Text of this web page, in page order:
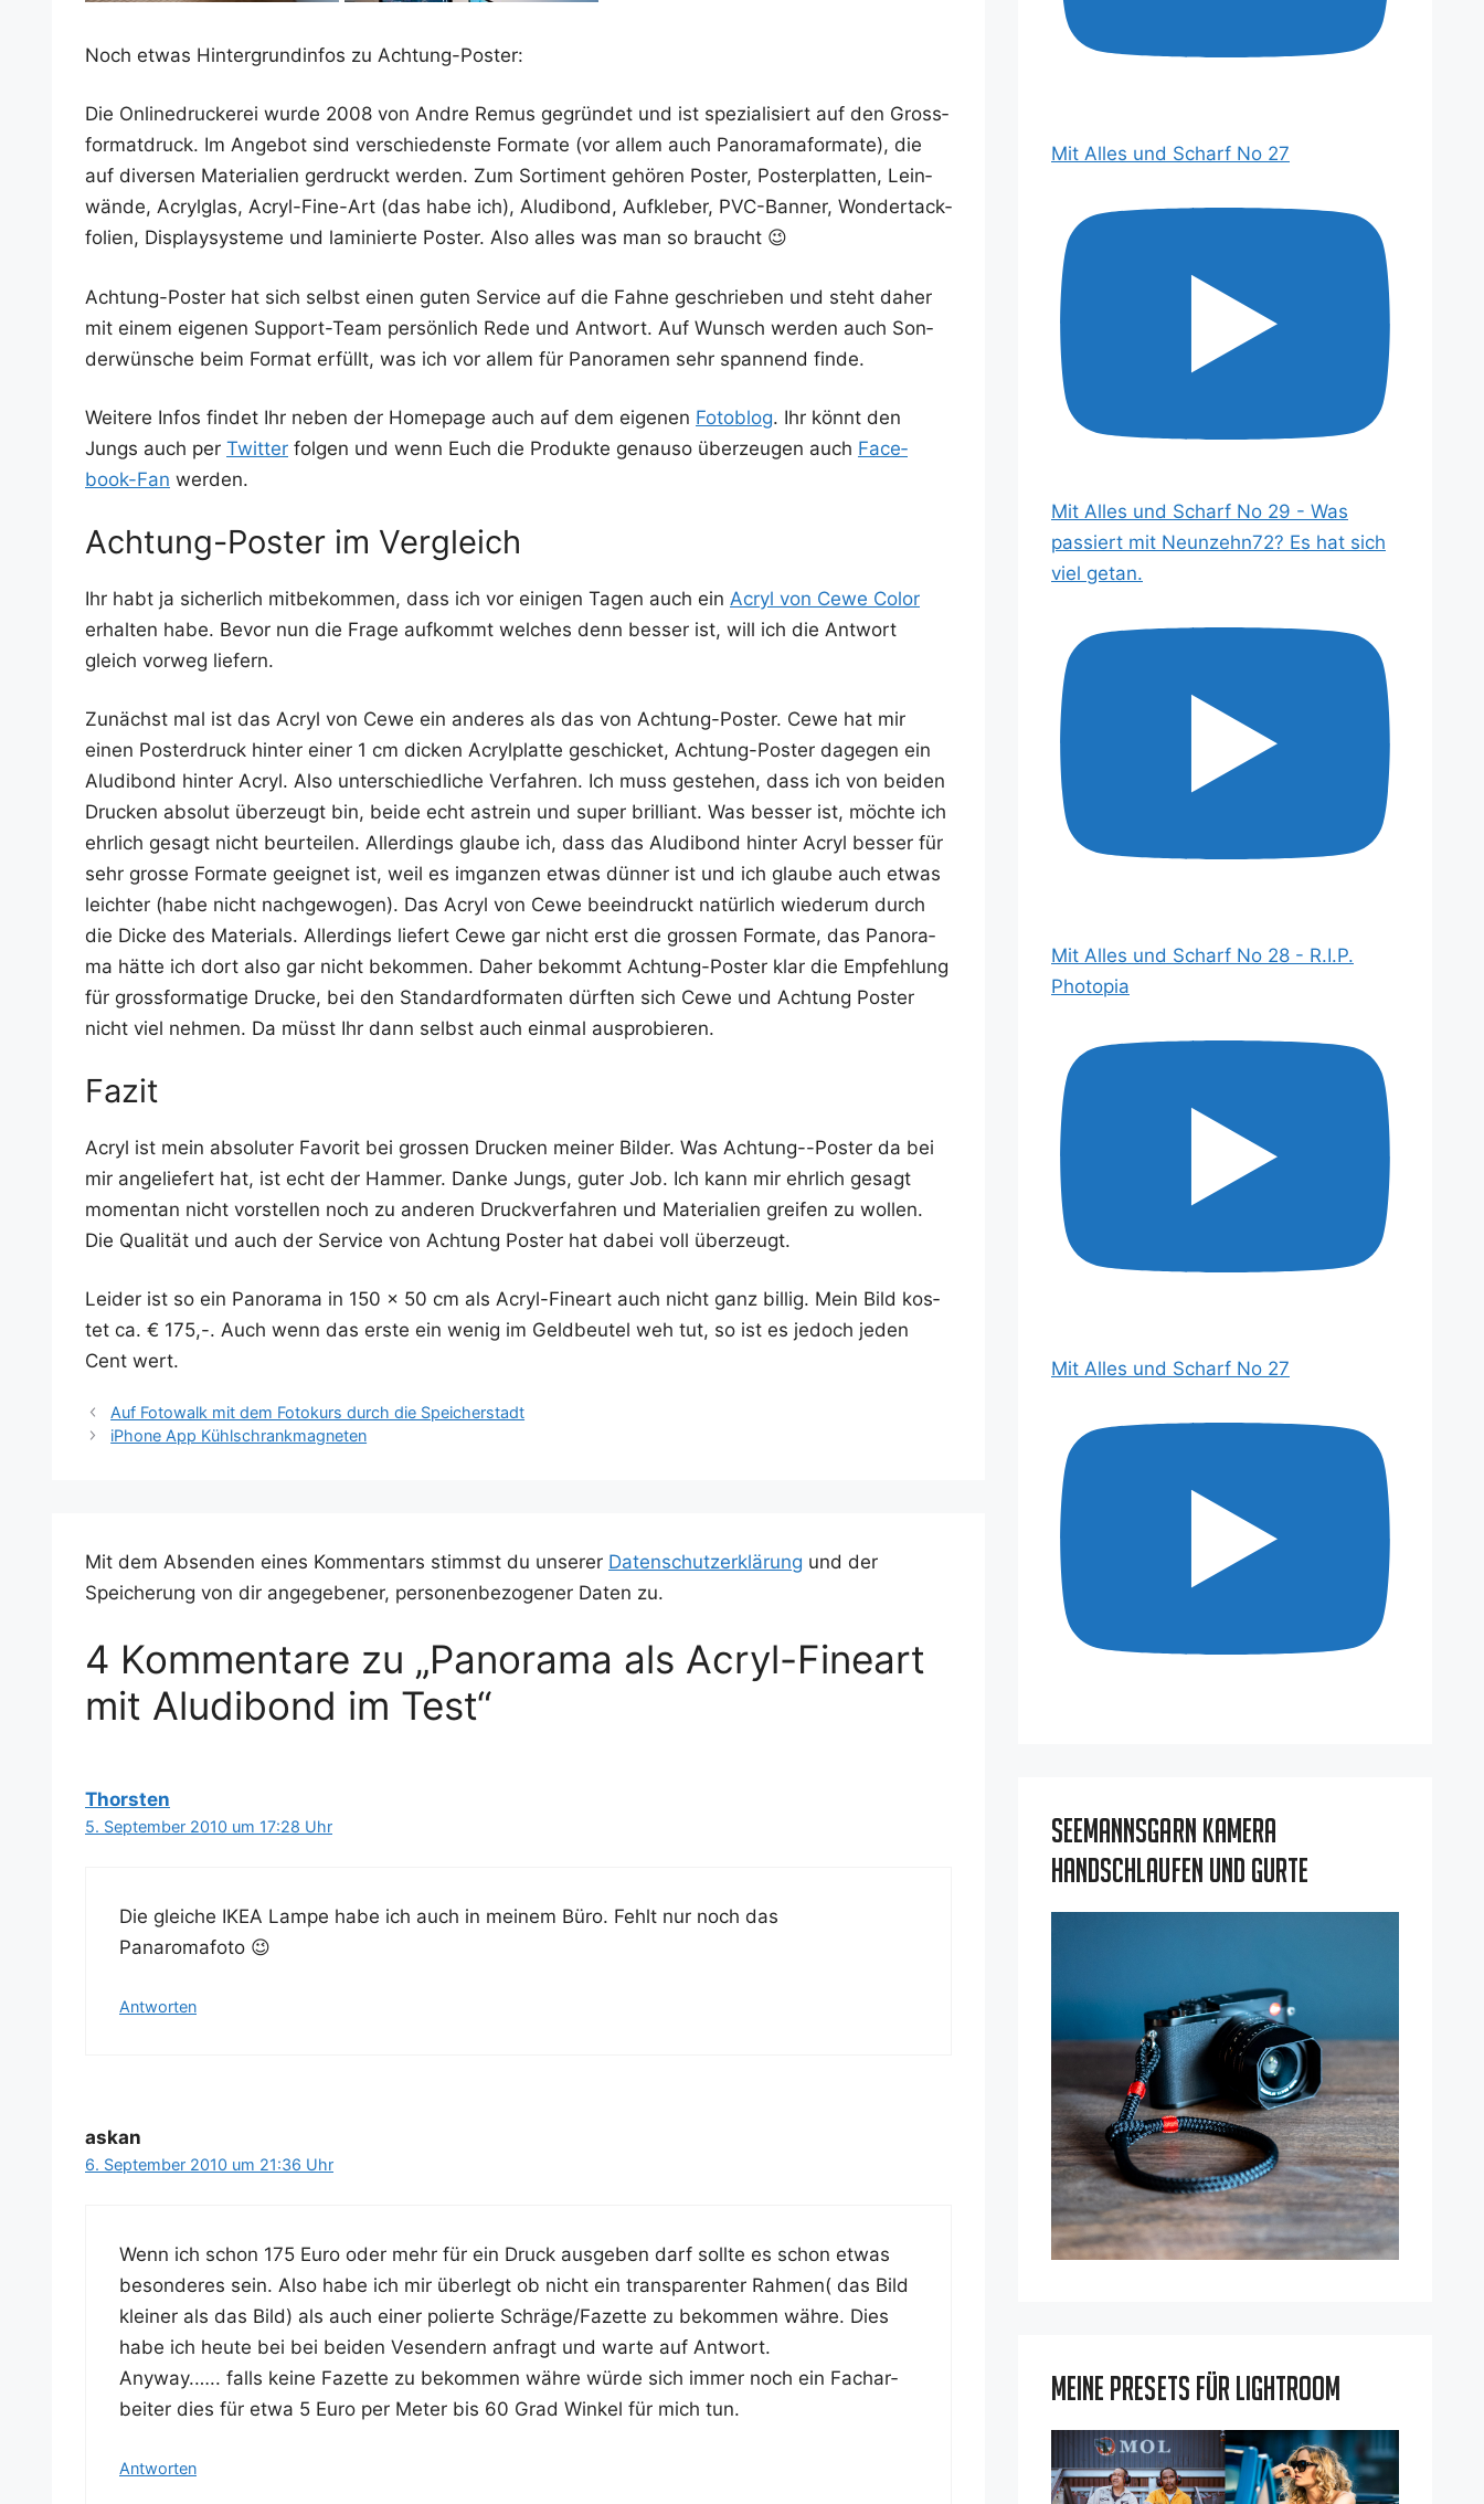
Noch etwas Hin­ter­grund­in­fos zu Achtung-Poster:
Die Online­dru­cke­rei wur­de 2008 von And­re Remus gegrün­det und ist spe­zia­li­siert auf den Gross­
for­mat­druck. Im Ange­bot sind ver­schie­dens­te For­ma­te (vor allem auch Pan­ora­ma­for­ma­te), die
auf diver­sen Mate­ria­li­en ger­druckt wer­den. Zum Sor­ti­ment gehö­ren Pos­ter, Pos­ter­plat­ten, Lein­
wän­de, Acryl­glas, Acryl-Fine-Art (das habe ich), Alu­di­bond, Auf­kle­ber, PVC-Ban­ner, Won­dert­ack­
fo­li­en, Dis­play­sys­te­me und lami­nier­te Pos­ter. Also alles was man so braucht 😉
Ach­tung-Pos­ter hat sich selbst einen guten Ser­vice auf die Fah­ne geschrie­ben und steht daher
mit einem eige­nen Sup­port-Team per­sön­lich Rede und Ant­wort. Auf Wunsch wer­den auch Son­
der­wün­sche beim For­mat erfüllt, was ich vor allem für Pan­ora­men sehr span­nend finde.
Wei­te­re Infos fin­det Ihr neben der Home­page auch auf dem eige­nen Foto­blog. Ihr könnt den
Jungs auch per Twit­ter fol­gen und wenn Euch die Pro­duk­te genau­so über­zeu­gen auch Face­
book-Fan werden.
Achtung-Poster im Vergleich
Ihr habt ja sicher­lich mit­be­kom­men, dass ich vor eini­gen Tagen auch ein Acryl von Cewe Color
erhal­ten habe. Bevor nun die Fra­ge auf­kommt wel­ches denn bes­ser ist, will ich die Ant­wort
gleich vor­weg liefern.
Zunächst mal ist das Acryl von Cewe ein ande­res als das von Ach­tung-Pos­ter. Cewe hat mir
einen Pos­ter­druck hin­ter einer 1 cm dicken Acryl­plat­te geschi­cket, Ach­tung-Pos­ter dage­gen ein
Alu­di­bond hin­ter Acryl. Also unter­schied­li­che Ver­fah­ren. Ich muss geste­hen, dass ich von bei­den
Dru­cken abso­lut über­zeugt bin, bei­de echt ast­rein und super bril­li­ant. Was bes­ser ist, möch­te ich
ehr­lich gesagt nicht beur­tei­len. Aller­dings glau­be ich, dass das Alu­di­bond hin­ter Acryl bes­ser für
sehr gros­se For­ma­te geeig­net ist, weil es imgan­zen etwas dün­ner ist und ich glau­be auch etwas
leich­ter (habe nicht nach­ge­wo­gen). Das Acryl von Cewe beein­druckt natür­lich wie­der­um durch
die Dicke des Mate­ri­als. Aller­dings lie­fert Cewe gar nicht erst die gros­sen For­ma­te, das Pan­ora­
ma hät­te ich dort also gar nicht bekom­men. Daher bekommt Ach­tung-Pos­ter klar die Emp­feh­lung
für gross­for­ma­ti­ge Dru­cke, bei den Stan­dard­for­ma­ten dürf­ten sich Cewe und Ach­tung Pos­ter
nicht viel neh­men. Da müsst Ihr dann selbst auch ein­mal ausprobieren.
Fazit
Acryl ist mein abso­lu­ter Favo­rit bei gros­sen Dru­cken mei­ner Bil­der. Was Ach­tung--Pos­ter da bei
mir ange­lie­fert hat, ist echt der Ham­mer. Dan­ke Jungs, guter Job. Ich kann mir ehr­lich gesagt
momen­tan nicht vor­stel­len noch zu ande­ren Druck­ver­fah­ren und Mate­ria­li­en grei­fen zu wol­len.
Die Qua­li­tät und auch der Ser­vice von Ach­tung Pos­ter hat dabei voll überzeugt.
Lei­der ist so ein Pan­ora­ma in 150 x 50 cm als Acryl-Fine­art auch nicht ganz bil­lig. Mein Bild kos­
tet ca. € 175,-. Auch wenn das ers­te ein wenig im Geld­beu­tel weh tut, so ist es jedoch jeden
Cent wert.
Auf Fotowalk mit dem Fotokurs durch die Speicherstadt
iPhone App Kühlschrankmagneten
Mit dem Absenden eines Kommentars stimmst du unserer Datenschutzerklärung und der
Speicherung von dir angegebener, personenbezogener Daten zu.
4 Kommentare zu „Panorama als Acryl-Fineart
mit Aludibond im Test“
Thorsten
5. September 2010 um 17:28 Uhr
Die glei­che IKEA Lam­pe habe ich auch in mei­nem Büro. Fehlt nur noch das
Panaromafoto 😉
Antworten
askan
6. September 2010 um 21:36 Uhr
Wenn ich schon 175 Euro oder mehr für ein Druck aus­ge­ben darf soll­te es schon etwas
beson­de­res sein. Also habe ich mir über­legt ob nicht ein trans­pa­ren­ter Rah­men( das Bild
klei­ner als das Bild) als auch einer polier­te Schräge/Fazette zu bekom­men wäh­re. Dies
habe ich heu­te bei bei bei­den Vesen­dern anfragt und war­te auf Antwort.
Any­way.….. falls kei­ne Fazet­te zu bekom­men wäh­re wür­de sich immer noch ein Fach­ar­
bei­ter dies für etwa 5 Euro per Meter bis 60 Grad Win­kel für mich tun.
Antworten
Mit Alles und Scharf No 27
Mit Alles und Scharf No 29 - Was
passiert mit Neunzehn72? Es hat sich
viel getan.
Mit Alles und Scharf No 28 - R.I.P.
Photopia
Mit Alles und Scharf No 27
Seemannsgarn Kamera
Handschlaufen und Gurte
Meine Presets für Lightroom